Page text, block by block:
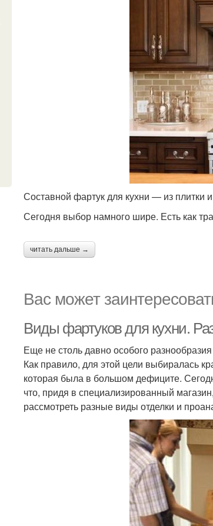
Составной фартук для кухни — из плитки
Сегодня выбор намного шире. Есть как
читать дальше →
Вас может
Виды фартуков для кухни.
Еще не столь давно особого
Как правило, для этой цели выбиралась
которая была в большом дефиците.
что, придя в специализированный
рассмотреть разные виды отделки и